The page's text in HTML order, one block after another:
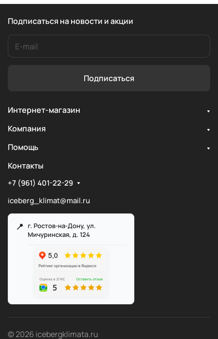
Подписаться на новости и акции
Подписаться
Интернет-магазин
Компания
Помощь
Контакты
+7 (961) 401-22-29
iceberg_klimat@mail.ru
г. Ростов-на-Дону, ул.
Мичуринская, д. 124
© 2026 icebergklimata.ru